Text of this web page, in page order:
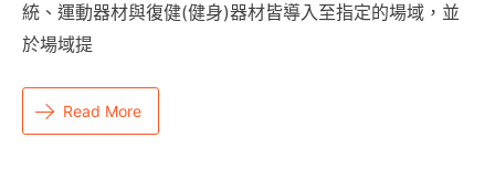
統、運動器材與復健(健身)器材皆導入至指定的場域，並
於場域提
Read More